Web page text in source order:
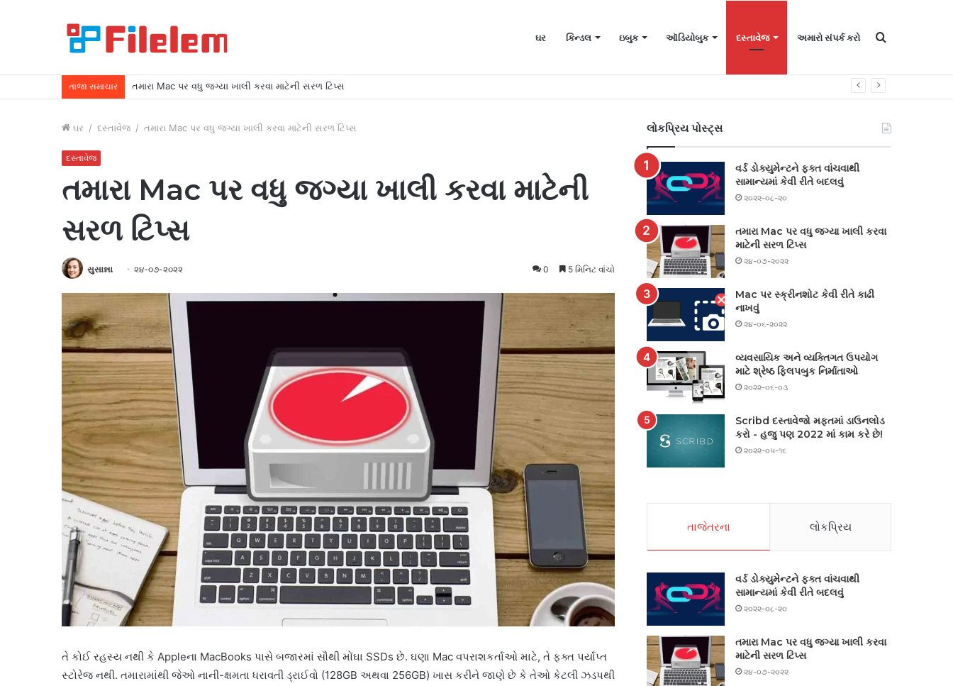
ઘર કિન્ડલ ઇબુક ઑડિયોબુક દસ્તાવેજ અમારો સંપર્ક કરો માટે
તાજા સમાચાર તમારા Mac પર વધુ જગ્યા ખાલી કરવા માટેની સરળ ટિપ્સ
ઘર / દસ્તાવેજ / તમારા Mac પર વધુ જગ્યા ખાલી કરવા માટેની સરળ ટિપ્સ
દસ્તાવેજ
તમારા Mac પર વધુ જગ્યા ખાલી કરવા માટેની
સરળ ટિપ્સ
સુસાન્ના ૨૪-૦૭-૨૦૨૨ 0 5 મિનિટ વાંચો
તે કોઈ રહસ્ય નથી કે Appleના MacBooks પાસે બજારમાં સૌથી મોંઘા SSDs છે. ઘણા Mac વપરાશકર્તાઓ માટે, તે ફક્ત પર્યાપ્ત
સ્ટોરેજ નથી. તમારામાંથી જેઓ નાની-ક્ષમતા ધરાવતી ડ્રાઈવો (128GB અથવા 256GB) ખાસ કરીને જાણે છે કે તેઓ કેટલી ઝડપથી
લોકપ્રિય પોસ્ટ્સ
વર્ડ ડોક્યુમેન્ટને ફક્ત વાંચવાથી
સામાન્યમાં કેવી રીતે બદલવું
૨૦૨૨-૦૮-૨૦
તમારા Mac પર વધુ જગ્યા ખાલી કરવા
માટેની સરળ ટિપ્સ
૨૪-૦૭-૨૦૨૨
Mac પર સ્ક્રીનશોટ કેવી રીતે કાઢી
નાખવું
૨૪-૦૬-૨૦૨૨
વ્યવસાયિક અને વ્યક્તિગત ઉપયોગ
માટે શ્રેષ્ઠ ફ્લિપબુક નિર્માતાઓ
૨૦૨૨-૦૬-૦૩
Scribd દસ્તાવેજો મફતમાં ડાઉનલોડ
કરો - હજુ પણ 2022 માં કામ કરે છે!
૨૦૨૨-૦૫-૧૬
તાજેતરના લોકપ્રિય
વર્ડ ડોક્યુમેન્ટને ફક્ત વાંચવાથી
સામાન્યમાં કેવી રીતે બદલવું
૨૦૨૨-૦૮-૨૦
તમારા Mac પર વધુ જગ્યા ખાલી કરવા
માટેની સરળ ટિપ્સ
૨૪-૦૭-૨૦૨૨